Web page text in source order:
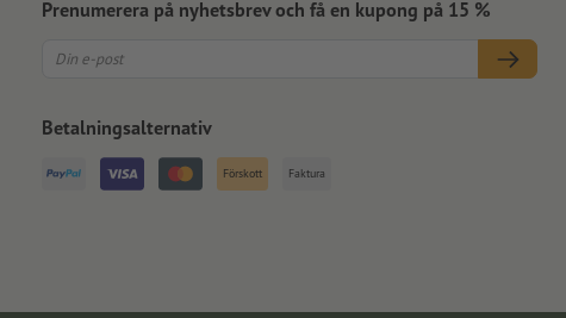
Prenumerera på nyhetsbrev och få en kupong på 15 %
Betalningsalternativ
Förskott Faktura